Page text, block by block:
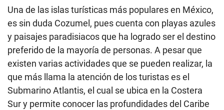
Una de las islas turísticas más populares en México,
es sin duda Cozumel, pues cuenta con playas azules
y paisajes paradisiacos que ha logrado ser el destino
preferido de la mayoría de personas. A pesar que
existen varias actividades que se pueden realizar, la
que más llama la atención de los turistas es el
Submarino Atlantis, el cual se ubica en la Costera
Sur y permite conocer las profundidades del Caribe